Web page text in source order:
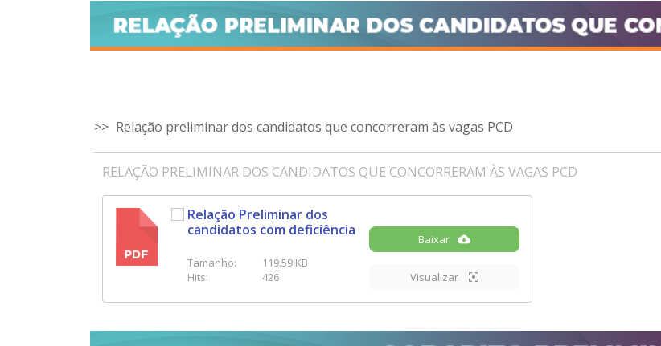
Relação preliminar dos candidatos que concorreram às vagas PCD
RELAÇÃO PRELIMINAR DOS CANDIDATOS QUE CONCORRERAM ÀS VAGAS PCD
Relação Preliminar dos
candidatos com deficiência
Tamanho:
119.59 KB
Hits:
426
Baixar
Visualizar